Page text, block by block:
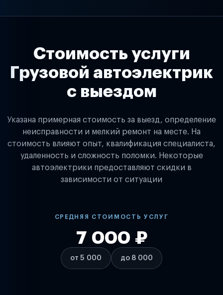
Стоимость услуги
Грузовой автоэлектрик
с выездом
Указана примерная стоимость за выезд, определение
неисправности и мелкий ремонт на месте. На
стоимость влияют опыт, квалификация специалиста,
удаленность и сложность поломки. Некоторые
автоэлектрики предоставляют скидки в
зависимости от ситуации
СРЕДНЯЯ СТОИМОСТЬ УСЛУГ
от 5 000
7 000 ₽
до 8 000